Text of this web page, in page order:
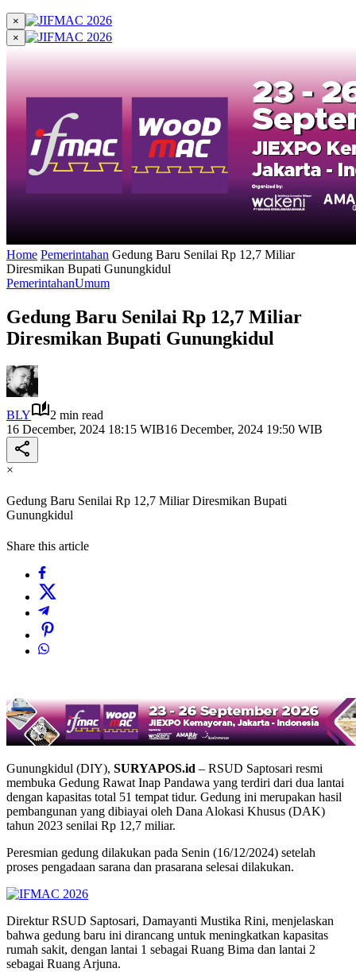
×
×
Home Pemerintahan Gedung Baru Senilai Rp 12,7 Miliar
Diresmikan Bupati Gunungkidul
PemerintahanUmum
Gedung Baru Senilai Rp 12,7 Miliar
Diresmikan Bupati Gunungkidul
BLY
2 min read
16 December, 2024 18:15 WIB16 December, 2024 19:50 WIB
×
Gedung Baru Senilai Rp 12,7 Miliar Diresmikan Bupati
Gunungkidul
Share this article
Gunungkidul (DIY), SURYAPOS.id – RSUD Saptosari resmi
membuka Gedung Rawat Inap Pandawa yang terdiri dari dua lantai
dengan kapasitas total 51 tempat tidur. Gedung ini merupakan hasil
pembangunan yang dibiayai oleh Dana Alokasi Khusus (DAK)
tahun 2023 senilai Rp 12,7 miliar.
Peresmian gedung dilakukan pada Senin (16/12/2024) setelah
proses pengadaan sarana dan prasarana selesai dilakukan.
Direktur RSUD Saptosari, Damayanti Mustika Rini, menjelaskan
bahwa gedung baru ini dirancang untuk meningkatkan kapasitas
rumah sakit, dengan lantai 1 sebagai Ruang Bima dan lantai 2
sebagai Ruang Arjuna.